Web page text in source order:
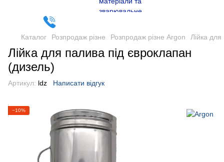
Каталог Розпродаж різне Розпродаж різне Argon Лійка
Лійка для палива під євроклапан
(дизель)
Артикул: ldz Написати відгук
−10%